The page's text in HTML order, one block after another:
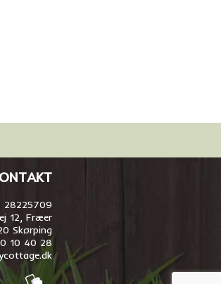
28225709
12, Fræer
Skørping
10 40 28